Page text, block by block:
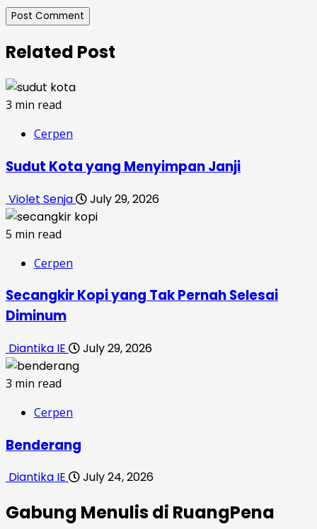
Related Post
3 min read
Cerpen
Sudut Kota yang Menyimpan Janji
Violet Senja July 29, 2026
5 min read
Cerpen
Secangkir Kopi yang Tak Pernah Selesai
Diminum
Diantika IE July 29, 2026
3 min read
Cerpen
Benderang
Diantika IE July 24, 2026
Gabung Menulis di RuangPena